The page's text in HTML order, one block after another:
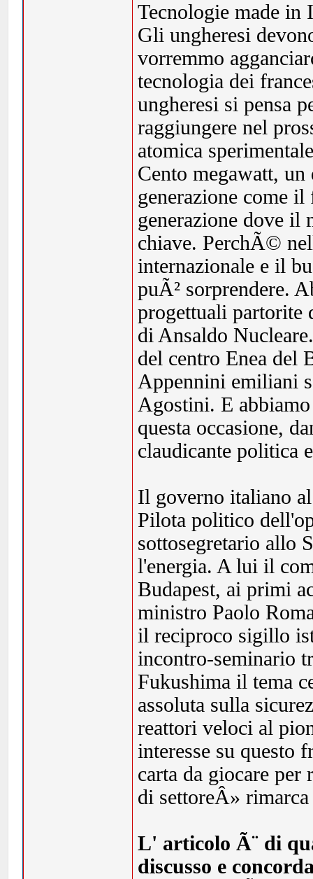
Tecnologie made in
Gli ungheresi
vorremmo
tecnologia dei
ungheresi si pensa
raggiungere nel
atomica
Cento megawatt,
generazione come
generazione dove il
chiave. PerchÃ©
internazionale e il
puÃ² sorprendere.
progettuali partorite
di Ansaldo
del centro Enea del
Appennini emiliani
Agostini. E
questa occasione,
claudicante politica
Il governo italiano
Pilota politico
sottosegretario allo
l'energia. A lui il
Budapest, ai primi
ministro Paolo
il reciproco sigillo
incontro-seminario
Fukushima il tema
assoluta sulla
reattori veloci al
interesse su questo
carta da giocare per
di settoreÂ»
L' articolo Ã¨ di
discusso e